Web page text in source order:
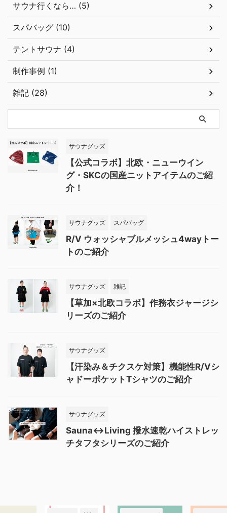
サウナ行くなら… (5)
スパバッグ (10)
テントサウナ (4)
制作事例 (1)
雑記 (28)
サウナグッズ
【公式コラボ】北欧・ニューウイン
グ・SKCの国産ニットアイテムのご紹
介！
サウナグッズ スパバッグ
R/V ウォッシャブルメッシュ4wayトー
トのご紹介
サウナグッズ 雑記
【草加×北欧コラボ】作務衣ジャージシ
リーズのご紹介
サウナグッズ
【汗染み＆チクスケ対策】機能性R/Vシ
ャドーポケットTシャツのご紹介
サウナグッズ
Sauna↔︎Living 撥水速乾ハイストレッ
チタフタシリーズのご紹介